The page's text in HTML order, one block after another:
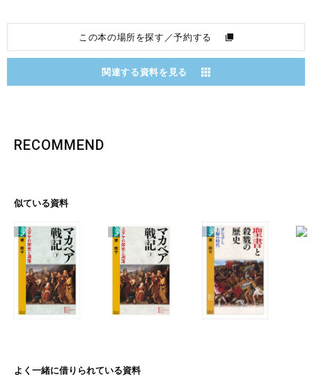
この本の場所を探す／予約する
関連する資料を見る
RECOMMEND
似ている資料
よく一緒に借りられている資料